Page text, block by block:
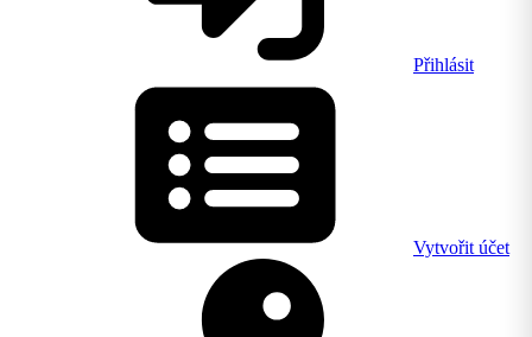
Přihlásit
Vytvořit účet